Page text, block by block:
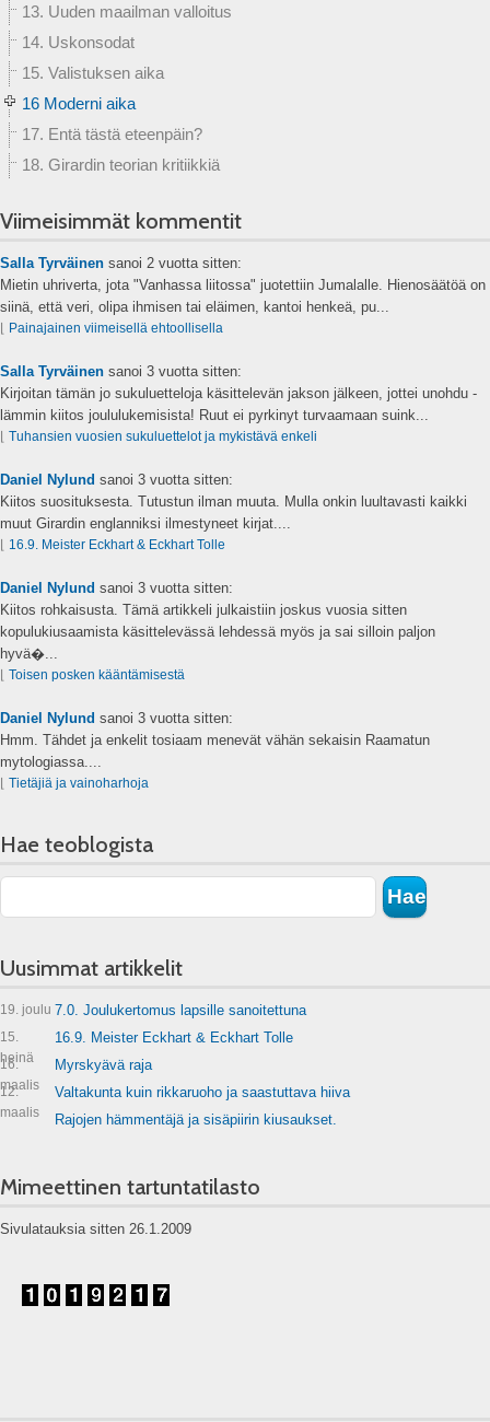
13. Uuden maailman valloitus
14. Uskonsodat
15. Valistuksen aika
16 Moderni aika
17. Entä tästä eteenpäin?
18. Girardin teorian kritiikkiä
Viimeisimmät kommentit
Salla Tyrväinen sanoi 2 vuotta sitten:
Mietin uhriverta, jota "Vanhassa liitossa" juotettiin Jumalalle. Hienosäätöä on
siinä, että veri, olipa ihmisen tai eläimen, kantoi henkeä, pu...
⌊ Painajainen viimeisellä ehtoollisella
Salla Tyrväinen sanoi 3 vuotta sitten:
Kirjoitan tämän jo sukuluetteloja käsittelevän jakson jälkeen, jottei unohdu -
lämmin kiitos joululukemisista! Ruut ei pyrkinyt turvaamaan suink...
⌊ Tuhansien vuosien sukuluettelot ja mykistävä enkeli
Daniel Nylund sanoi 3 vuotta sitten:
Kiitos suosituksesta. Tutustun ilman muuta. Mulla onkin luultavasti kaikki
muut Girardin englanniksi ilmestyneet kirjat....
⌊ 16.9. Meister Eckhart & Eckhart Tolle
Daniel Nylund sanoi 3 vuotta sitten:
Kiitos rohkaisusta. Tämä artikkeli julkaistiin joskus vuosia sitten
kopulukiusaamista käsittelevässä lehdessä myös ja sai silloin paljon
hyvä�...
⌊ Toisen posken kääntämisestä
Daniel Nylund sanoi 3 vuotta sitten:
Hmm. Tähdet ja enkelit tosiaam menevät vähän sekaisin Raamatun
mytologiassa....
⌊ Tietäjiä ja vainoharhoja
Hae teoblogista
Uusimmat artikkelit
19. joulu 7.0. Joulukertomus lapsille sanoitettuna
15.
heinä
16.9. Meister Eckhart & Eckhart Tolle
16.
maalis
Myrskyävä raja
12.
maalis
Valtakunta kuin rikkaruoho ja saastuttava hiiva
Rajojen hämmentäjä ja sisäpiirin kiusaukset.
Mimeettinen tartuntatilasto
Sivulatauksia sitten 26.1.2009